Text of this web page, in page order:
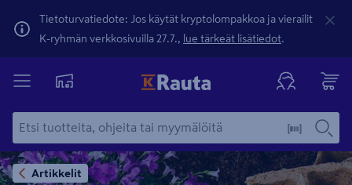
Tietoturvatiedote: Jos käytät kryptolompakkoa ja vierailit
K-ryhmän verkkosivuilla 27.7., lue tärkeät lisätiedot.
Artikkelit